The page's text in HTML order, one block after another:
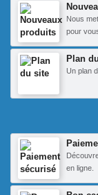
Nous
pour
Plan
Un plan
en ligne.